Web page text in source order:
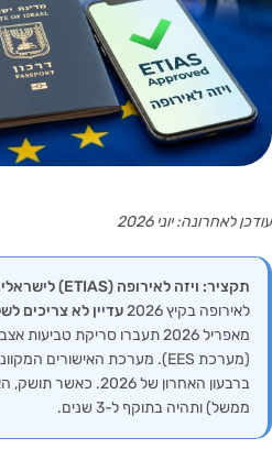
עודכן לאחרונה: יוני 2026
תקציר: ויזה לאירופה (ETIAS) לישראלים ב-2026:
לאירופה בקיץ 2026
עדיין לא צריכים
מאפריל 2026 תעברו סריקת
ממשל) ותהיה בתוקף ל-3 שנים.